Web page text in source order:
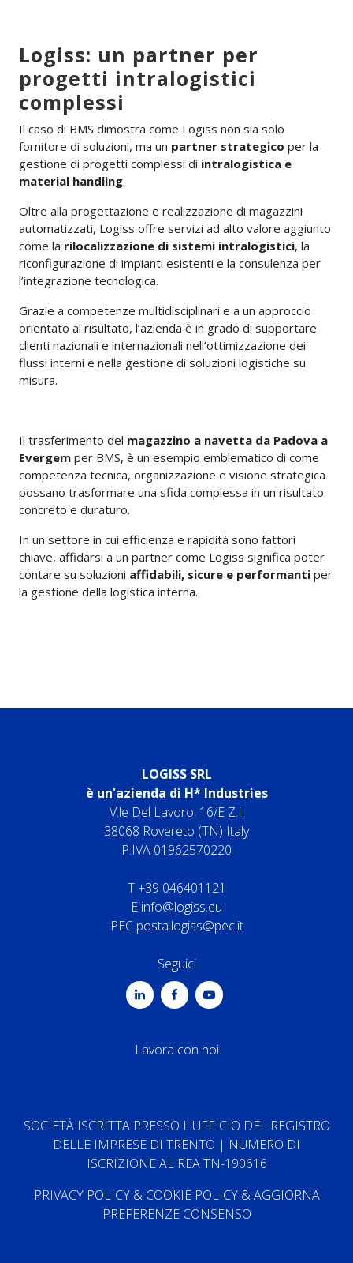
Logiss: un partner per
progetti intralogistici
complessi
Il caso di BMS dimostra come Logiss non sia solo
fornitore di soluzioni, ma un partner strategico per la
gestione di progetti complessi di intralogistica e
material handling.
Oltre alla progettazione e realizzazione di magazzini
automatizzati, Logiss offre servizi ad alto valore aggiunto
come la rilocalizzazione di sistemi intralogistici, la
riconfigurazione di impianti esistenti e la consulenza per
l’integrazione tecnologica.
Grazie a competenze multidisciplinari e a un approccio
orientato al risultato, l’azienda è in grado di supportare
clienti nazionali e internazionali nell’ottimizzazione dei
flussi interni e nella gestione di soluzioni logistiche su
misura.
Il trasferimento del magazzino a navetta da Padova a
Evergem per BMS, è un esempio emblematico di come
competenza tecnica, organizzazione e visione strategica
possano trasformare una sfida complessa in un risultato
concreto e duraturo.
In un settore in cui efficienza e rapidità sono fattori
chiave, affidarsi a un partner come Logiss significa poter
contare su soluzioni affidabili, sicure e performanti per
la gestione della logistica interna.
LOGISS SRL
è un'azienda di H* Industries
V.le Del Lavoro, 16/E Z.I.
38068 Rovereto (TN) Italy
P.IVA 01962570220
T+39 046401121
E info@logiss.eu
PEC posta.logiss@pec.it
Seguici
Lavora con noi
SOCIETÀ ISCRITTA PRESSO L'UFFICIO DEL REGISTRO
DELLE IMPRESE DI TRENTO | NUMERO DI
ISCRIZIONE AL REA TN-190616
PRIVACY POLICY& COOKIE POLICY&AGGIORNA
PREFERENZE CONSENSO